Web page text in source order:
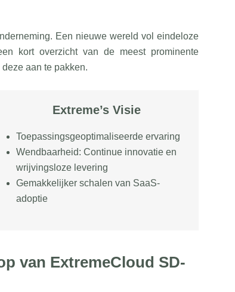
Een nieuwe wereld vol eindeloze
kort overzicht van de meest prominente
aan te pakken.
Extreme’s Visie
Toepassingsgeoptimaliseerde ervaring
Wendbaarheid: Continue innovatie en
wrijvingsloze levering
Gemakkelijker schalen van SaaS-
adoptie
van ExtremeCloud SD-